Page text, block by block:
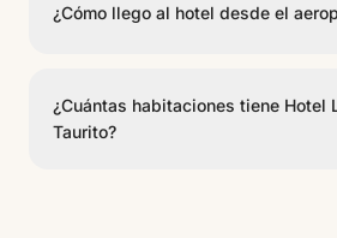
(PMR) y accesos adaptados en las
¿Cómo llego al hotel desde el
transfer privado o coche de alquiler.
¿Cuántas habitaciones tiene Hotel
Taurito?